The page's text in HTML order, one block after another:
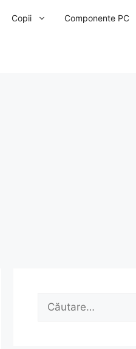
Copii Componente PC
Caută